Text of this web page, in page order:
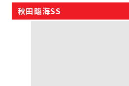
秋田臨海SS